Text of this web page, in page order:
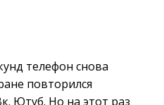
телефон снова
повторился
Ютуб. Но на этот раз